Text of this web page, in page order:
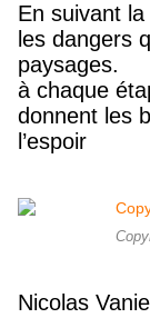
En suivant
les dangers
paysages.
à chaque
donnent les
l’espoir
Nicolas